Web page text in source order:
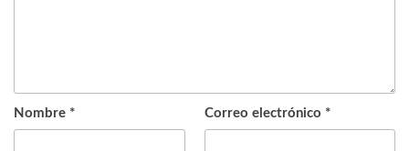
Nombre * Correo electrónico *